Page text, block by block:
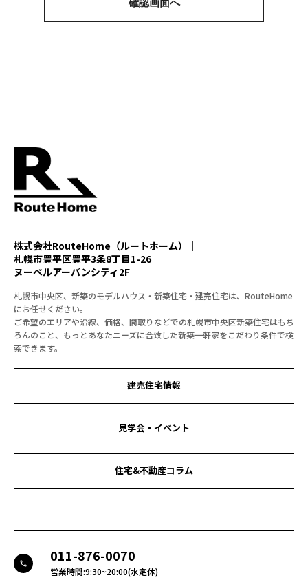
株式会社RouteHome（ルートホーム）｜
札幌市豊平区豊平3条8丁目1-26
ヌーベルアーバンシティ2F
札幌市中央区、新築のモデルハウス・新築住宅・建売住宅は、RouteHome
にお任せください。
ご希望のエリアや沿線、価格、間取りなどでの札幌市中央区新築住宅はもち
ろんのこと、もっとあなたニーズに合致した新築一軒家をこだわり条件で検
索できます。
建売住宅情報
見学会・イベント
住宅&不動産コラム
call 011-876-0070
営業時間:9:30~20:00(水定休)